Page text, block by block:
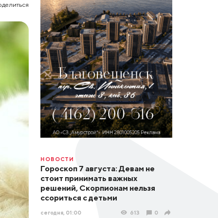
НОВОСТИ
Гороскоп 7 августа: Девам не
стоит принимать важных
решений, Скорпионам нельзя
ссориться с детьми
сегодня, 01:00 613 0